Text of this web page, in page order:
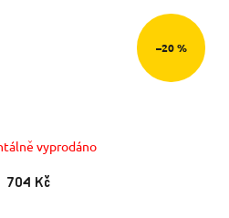
–20 %
vyprodáno
704 Kč